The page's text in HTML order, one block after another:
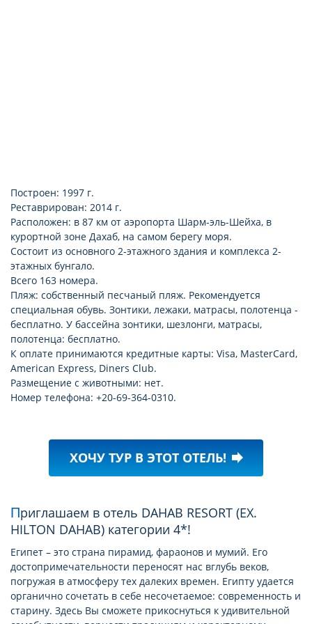
Построен: 1997 г.
Реставрирован: 2014 г.
Расположен: в 87 км от аэропорта Шарм-эль-Шейха, в
курортной зоне Дахаб, на самом берегу моря.
Состоит из основного 2-этажного здания и комплекса 2-
этажных бунгало.
Всего 163 номера.
Пляж: собственный песчаный пляж. Рекомендуется
специальная обувь. Зонтики, лежаки, матрасы, полотенца -
бесплатно. У бассейна зонтики, шезлонги, матрасы,
полотенца: бесплатно.
К оплате принимаются кредитные карты: Visa, MasterCard,
American Express, Diners Club.
Размещение с животными: нет.
Номер телефона: +20-69-364-0310.
ХОЧУ ТУР В ЭТОТ ОТЕЛЬ! forward
Приглашаем в отель DAHAB RESORT (EX.
HILTON DAHAB) категории 4*!
Египет – это страна пирамид, фараонов и мумий. Его
достопримечательности переносят нас вглубь веков,
погружая в атмосферу тех далеких времен. Египту удается
органично сочетать в себе несочетаемое: современность и
старину. Здесь Вы сможете прикоснуться к удивительной